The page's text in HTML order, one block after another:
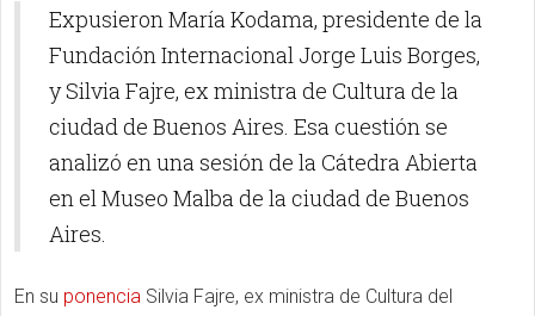
Expusieron María Kodama, presidente de la
Fundación Internacional Jorge Luis Borges,
y Silvia Fajre, ex ministra de Cultura de la
ciudad de Buenos Aires. Esa cuestión se
analizó en una sesión de la Cátedra Abierta
en el Museo Malba de la ciudad de Buenos
Aires.
En su ponencia Silvia Fajre, ex ministra de Cultura del